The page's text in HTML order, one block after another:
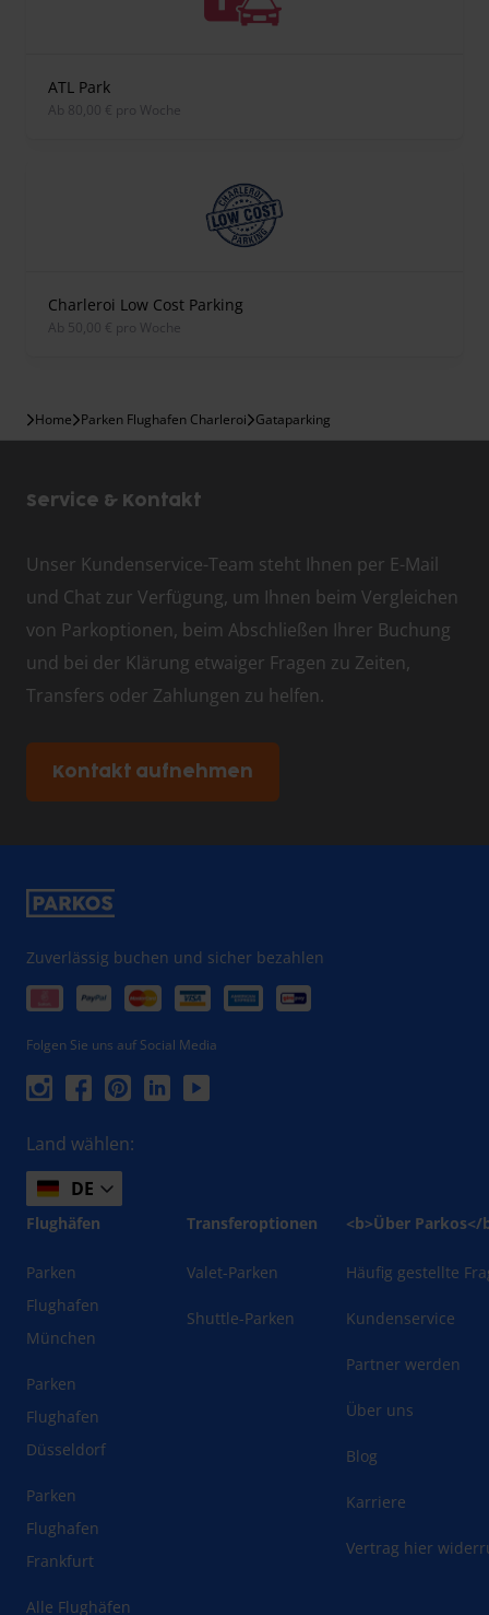
ATL Park
ab 80,00 € pro Woche
Charleroi Low Cost Parking
ab 50,00 € pro Woche
Home Parken Flughafen Charleroi Gataparking
Service & Kontakt
Unser Kundenservice-Team steht Ihnen per E-Mail
und Chat zur Verfügung, um Ihnen beim Vergleichen
von Parkoptionen, beim Abschließen Ihrer Buchung
und bei der Klärung etwaiger Fragen zu Zeiten,
Transfers oder Zahlungen zu helfen.
Kontakt aufnehmen
Zuverlässig buchen und sicher bezahlen
Folgen Sie uns auf Social Media
Land wählen:
DE
Flughäfen
Parken
Flughafen
München
Parken
Flughafen
Düsseldorf
Parken
Flughafen
Frankfurt
Alle Flughäfen
Transferoptionen
Valet-Parken
Shuttle-Parken
<b>Über Parkos</
Häufig gestellte
Kundenservice
Partner werden
Über uns
Blog
Karriere
Vertrag hier